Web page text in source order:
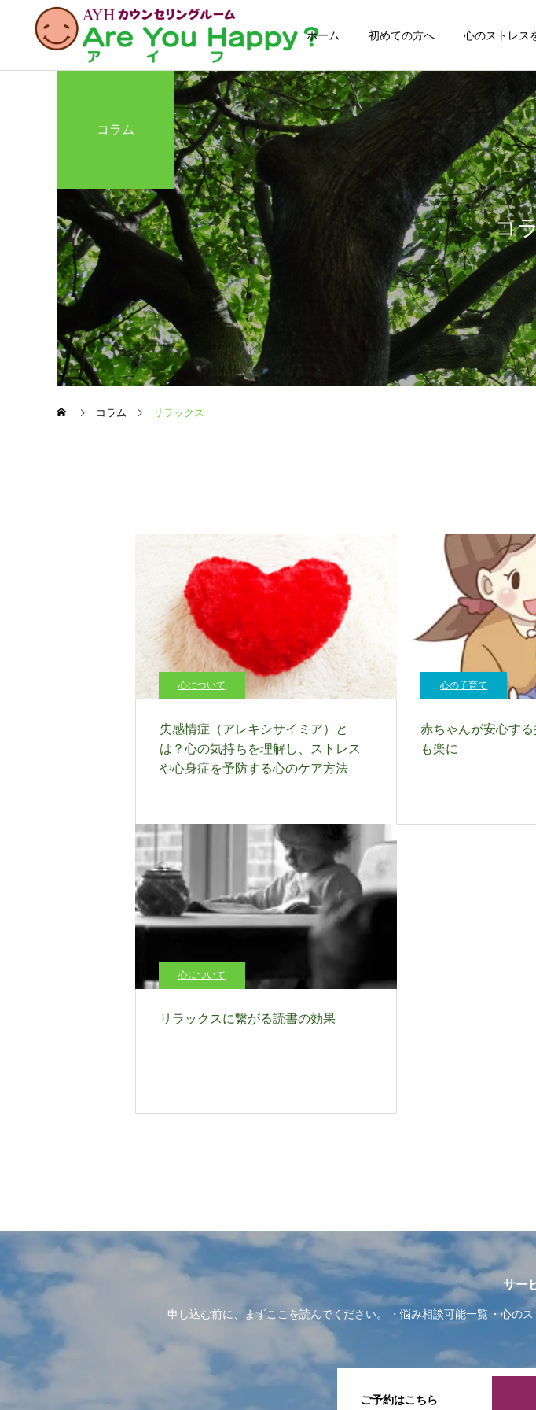
ホーム 初めての方へ 心のストレス
コ
コラム
コラム リラックス
心について
失感情症（アレキシサイミア）と
は？心の気持ちを理解し、ストレス
や心身症を予防する心のケア方法
心の子育て
赤ちゃんが安心す
も楽に
心について
リラックスに繋がる読書の効果
サー
申し込む前に、まずここを読んでください。 悩み相談可能一覧 心の
ご予約はこちら